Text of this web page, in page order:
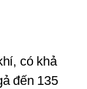
có khả
đến 135